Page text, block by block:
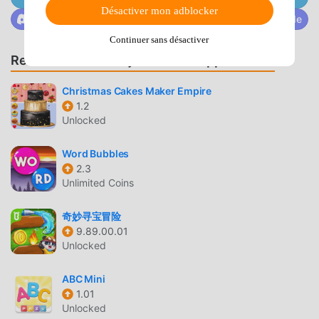
entier qui aiment les jeux educational. Si vous souhaitez
télécharger ce jeu, en tant que plus grand site de
téléchargement de jeux gratuits mod apk au monde -
moddroid est votre meilleur choix. moddroid vous fournit
non seulement la dernière version de QS Math 1.47.1
gratuitement, mais fournit également Freemod
gratuitement, vous aidant à enregistrer la tâche mécanique
répétitive dans le jeu, afin que vous puissiez vous
concentrer profiter de la joie apportée par le jeu lui-même.
moddroid promet que tout mod QS Math ne facturera
aucun frais aux joueurs, et il est 100% sûr, disponible et
moddroid, vous pouvez télécharger et installer QS Math
1.47.1 en un seul clic. Qu'attendez-vous, téléchargez
moddroid et jouez !
JEU UNIQUE
QS Math En tant que jeu educational populaire, son
Rejoignez @MODDROID.CO sur la communauté Discorde
Recommander des jeux et des applications
Christmas Cakes Maker Empire
1.2
Unlocked
Word Bubbles
2.3
Unlimited Coins
奇妙寻宝冒险
9.89.00.01
Unlocked
ABC Mini
1.01
Unlocked
Désactiver mon adblocker
Continuer sans désactiver